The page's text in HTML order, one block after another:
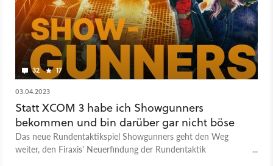
Plus durchlesen. Dort liste ich euch genau auf, was alles
anders als bei XCOM ist und wieso mir der Einstieg in die
lineare, aber äußerst atmosphärische Singleplayer-Kampagne
des Spiels (früher Homicidal All-Stars) so gut gefallen hat.
32 17
03.04.2023
Statt XCOM 3 habe ich Showgunners
bekommen und bin darüber gar nicht böse
Das neue Rundentaktikspiel Showgunners geht den Weg
weiter, den Firaxis' Neuerfindung der Rundentaktik